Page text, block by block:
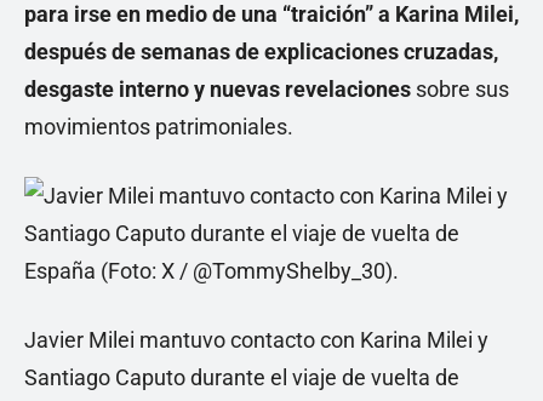
para irse en medio de una “traición” a Karina Milei,
después de semanas de explicaciones cruzadas,
desgaste interno y nuevas revelaciones sobre sus
movimientos patrimoniales.
Javier Milei mantuvo contacto con Karina Milei y
Santiago Caputo durante el viaje de vuelta de